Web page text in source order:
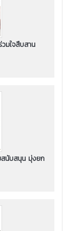
มใจสืบสาน
นับสนุน มุ่งยก